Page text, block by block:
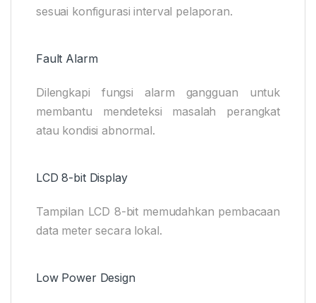
sesuai konfigurasi interval pelaporan.
Fault Alarm
Dilengkapi fungsi alarm gangguan untuk
membantu mendeteksi masalah perangkat
atau kondisi abnormal.
LCD 8-bit Display
Tampilan LCD 8-bit memudahkan pembacaan
data meter secara lokal.
Low Power Design